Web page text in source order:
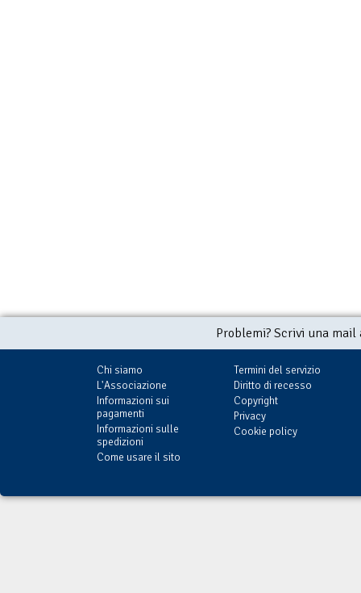
Problemi? Scrivi una
Chi siamo
L'Associazione
Informazioni sui
pagamenti
Informazioni sulle
spedizioni
Come usare il sito
Termini del servizio
Diritto di recesso
Copyright
Privacy
Cookie policy